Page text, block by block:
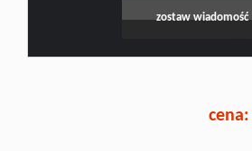
zostaw wiadomość
cena: